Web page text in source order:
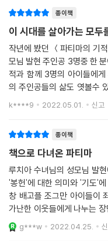
비밀은 무엇인가 214
지옥에 대한 환영 215
히야친타가 받은 지울 수 없
루치아의 회고 222
티 없이 깨끗하신 마리아의
히야친타가 본 교황에 대한
루치아가 자신의 침묵을 해
에필로그 235
셋째 회고 주 237
넷째 회고
서문 242
프롤로그 245
신뢰와 위탁 245
하고 있었습니다.
---「넷째 회고 2. 발현 이야기,
성모님은 이 마지막 말씀을
것처럼 다시 한 번 두 손을 펴
같았으며 우리는 글자 그대로
치 투명한, 타다 남은 뜨거운
성모님은 대단히 슬픈 모습으
하고 죄인들을 위해 희생하
생하고 기도해 주는 사람이
---「넷째 회고 2. 발현 이야
다고 한다. 마지막 세 번째 계
므로 계속 비밀에 부쳐지다
의 길인 기도를 권고하고 참
다. 이들 계시 중 두 번째 계
매월 첫째 주 토요일마다 성
성모 발현은 가톨릭 신자뿐
사의한 현상임에 틀림없다.
해서는 안 될 것이다. 루치아
게 단순한 ‘목격담’으로 읽혀
에서 어려운 가정 형편 때문
아이들 앞에 성모님께서 당
서 남기신 메시지를 오늘을
반드시 묵상이 뒤따라야 할
께서 몸소 우리에게 전하신
종이책
이 시대를 살아가는 모두
작년에 봤던 ＜파티마의 기
모님 발현 주인공 3명중 한
적과 함께 3명의 아이들에
의 주인공들의 삶도 엿볼수
금증은 잊혀지고 예수님과
k****9 2022.05.01. 신고
종이책
책으로 다녀온 파티마
루치아 수녀님의 성모님 발
'봉헌'에 대한 의미와 '기도'
창 배고플 조그만 아이들이
가난한 이웃들에게 나누는
생을 봉헌하는 모습들이 기
일할 때 겪는 갈
g***w 2022.04.25.